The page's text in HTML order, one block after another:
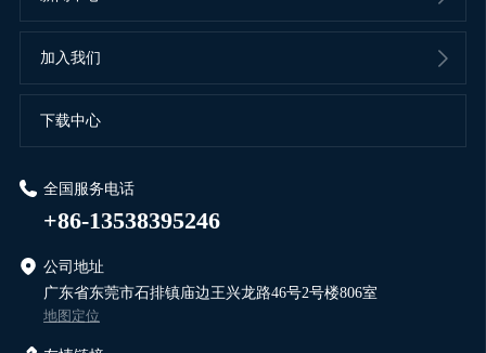
加入我们
下载中心
全国服务电话
+86-13538395246
公司地址
广东省东莞市石排镇庙边王兴龙路46号2号楼806室
地图定位